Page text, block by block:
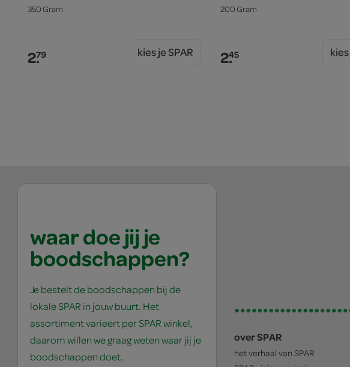
350 Gram
2.79 kies je SPAR
200 Gram
2.45
waar doe jij je
boodschappen?
Je bestelt de boodschappen bij de
lokale SPAR in jouw buurt. Het
assortiment varieert per SPAR winkel,
daarom willen we graag weten waar jij je
boodschappen doet.
over SPAR
het verhaal van SPAR